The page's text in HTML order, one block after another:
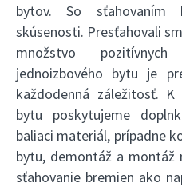
bytov. So sťahovaním
skúsenosti. Presťahovali
množstvo
jednoizbového bytu je
každodenná záležitosť. K
bytu poskytujeme
baliaci materiál, prípadne
bytu, demontáž a montáž
sťahovanie bremien ako